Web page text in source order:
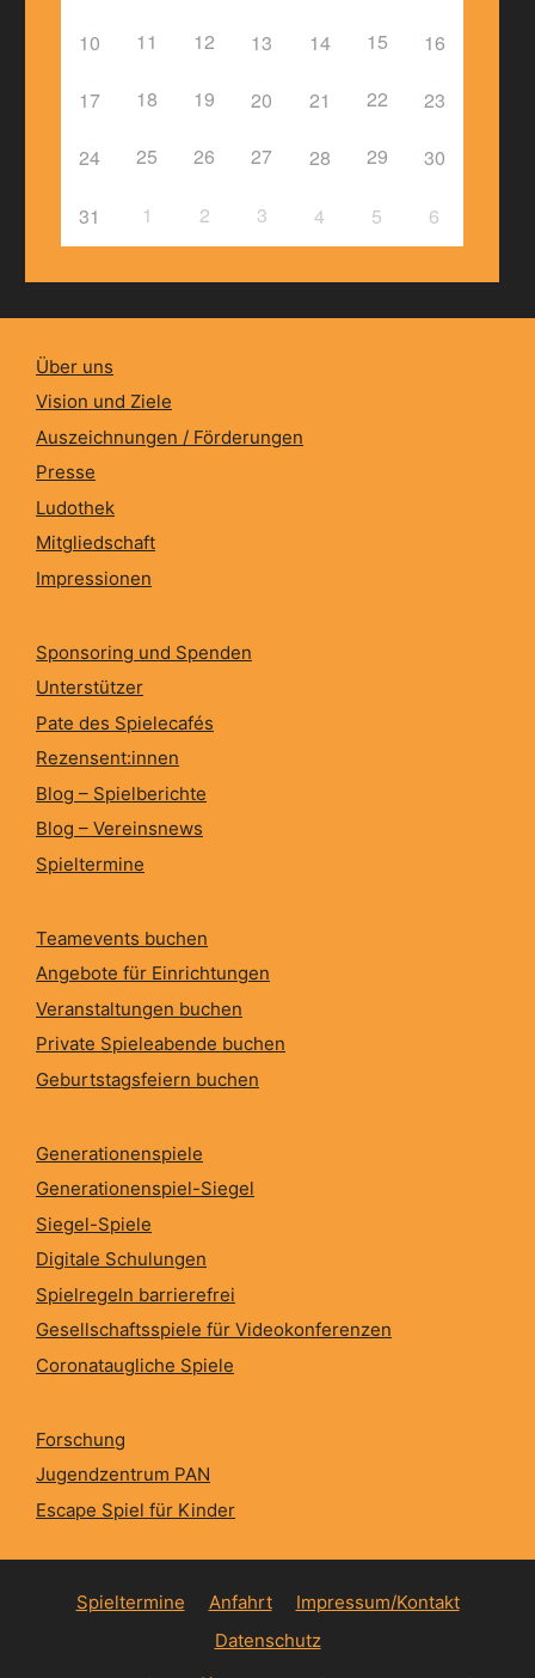
10 11 12 13 14 15 16
17 18 19 20 21 22 23
24 25 26 27 28 29 30
31 1 2 3 4 5 6
Über uns
Vision und Ziele
Auszeichnungen / Förderungen
Presse
Ludothek
Mitgliedschaft
Impressionen
Sponsoring und Spenden
Unterstützer
Pate des Spielecafés
Rezensent:innen
Blog – Spielberichte
Blog – Vereinsnews
Spieltermine
Teamevents buchen
Angebote für Einrichtungen
Veranstaltungen buchen
Private Spieleabende buchen
Geburtstagsfeiern buchen
Generationenspiele
Generationenspiel-Siegel
Siegel-Spiele
Digitale Schulungen
Spielregeln barrierefrei
Gesellschaftsspiele für Videokonferenzen
Coronataugliche Spiele
Forschung
Jugendzentrum PAN
Escape Spiel für Kinder
Spieltermine Anfahrt
Impressum/Kontakt
Datenschutz